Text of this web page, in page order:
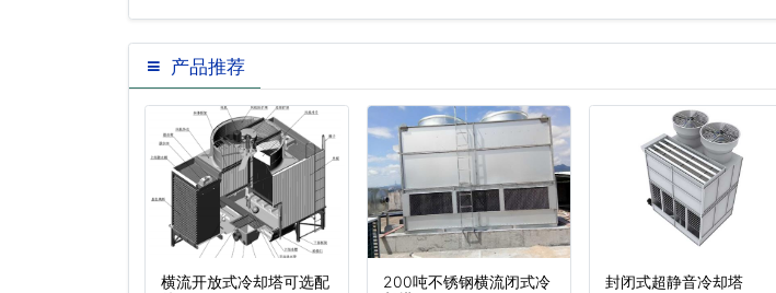
产品推荐
横流开放式冷却塔可选配
200吨不锈钢横流闭式冷
封闭式超静音冷却塔